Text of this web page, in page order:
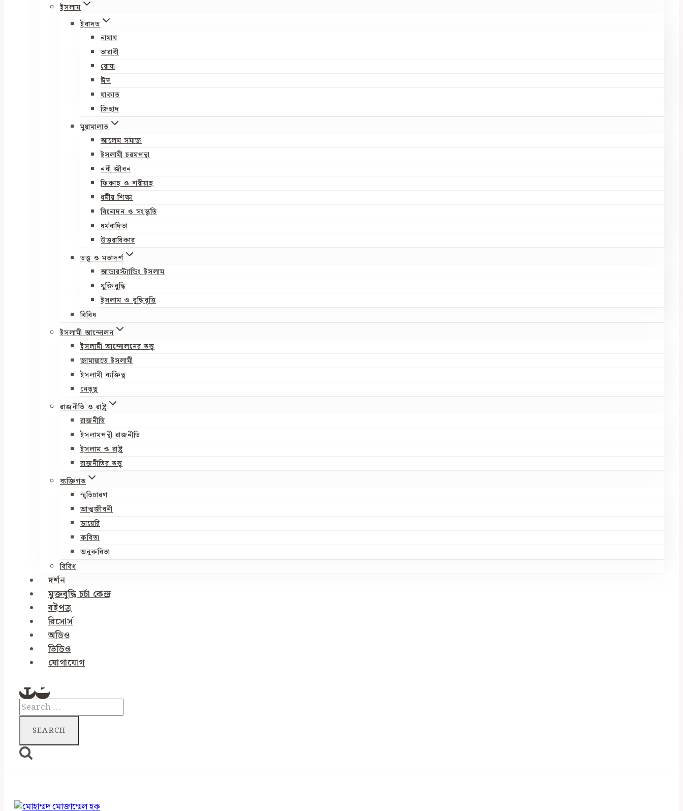
ইসলাম
ইবাদত
নামায
তারাবী
রোযা
ঈদ
যাকাত
জিহাদ
মুয়ামালাত
আলেম সমাজ
ইসলামী চরমপন্থা
নবী জীবন
ফিকাহ ও শরীয়াহ
ধর্মীয় শিক্ষা
বিনোদন ও সংস্কৃতি
ধর্মবাদিতা
উত্তরাধিকার
তত্ত্ব ও মতাদর্শ
আন্ডারস্ট্যান্ডিং ইসলাম
যুক্তিবুদ্ধি
ইসলাম ও বুদ্ধিবৃত্তি
বিবিধ
ইসলামী আন্দোলন
ইসলামী আন্দোলনের তত্ত্ব
জামায়াতে ইসলামী
ইসলামী ব্যক্তিত্ব
নেতৃত্ব
রাজনীতি ও রাষ্ট্র
রাজনীতি
ইসলামপন্থী রাজনীতি
ইসলাম ও রাষ্ট্র
রাজনীতির তত্ত্ব
ব্যক্তিগত
স্মৃতিচারণ
আত্মজীবনী
ডায়েরি
কবিতা
অনুকবিতা
বিবিধ
দর্শন
মুক্তবুদ্ধি চর্চা কেন্দ্র
বইপত্র
রিসোর্স
অডিও
ভিডিও
যোগাযোগ
Search
for: